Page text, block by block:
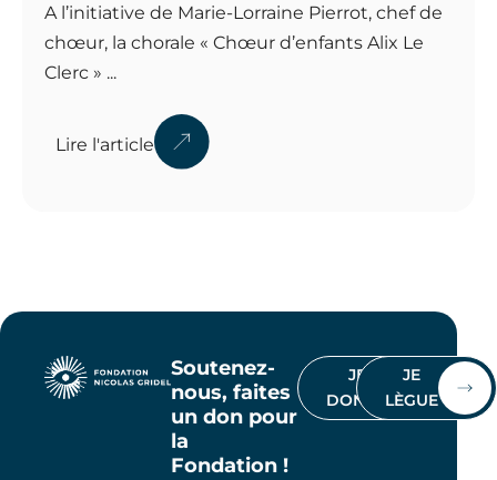
A l’initiative de Marie-Lorraine Pierrot, chef de
chœur, la chorale « Chœur d’enfants Alix Le
Clerc » ...
Lire l'article
Soutenez-
nous, faites
un don pour
la
Fondation !
JE
DONNE
JE
LÈGUE